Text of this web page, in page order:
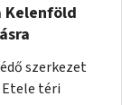
Kelenföld
szerkezet
téri